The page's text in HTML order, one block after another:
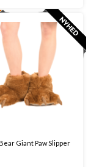
Giant Paw Slipper